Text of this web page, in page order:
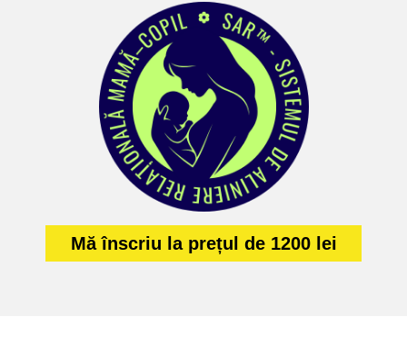
Mă înscriu la prețul de 1200 lei